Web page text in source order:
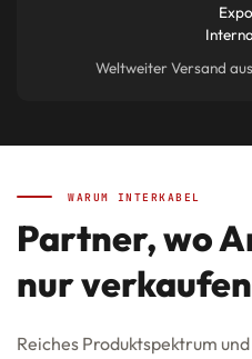
Weltweiter Versand
WARUM INTERKABEL
Partner, wo
nur
Reiches Produktspektrum